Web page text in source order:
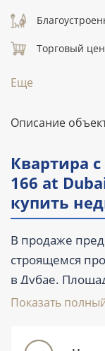
Торговый
Еще
Описание
Квартира
166 at
купить
В продаже
строящемся
в Дубае.
ft²),
островном
Показать